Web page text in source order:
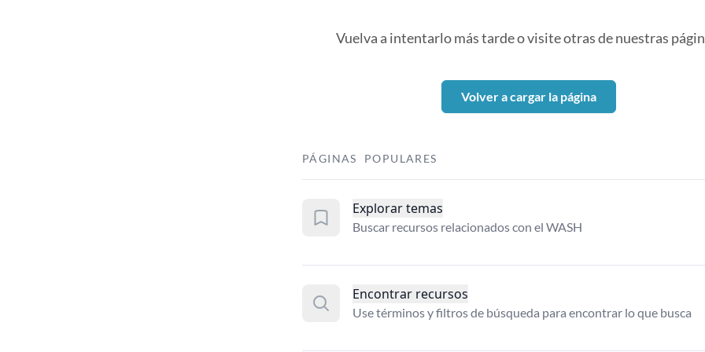
Vuelva a intentarlo más tarde o visite otras de nuestras
Volver a cargar la página
PÁGINAS POPULARES
Explorar temas
Buscar recursos relacionados con el WASH
Encontrar recursos
Use términos y filtros de búsqueda para encontrar lo que busca